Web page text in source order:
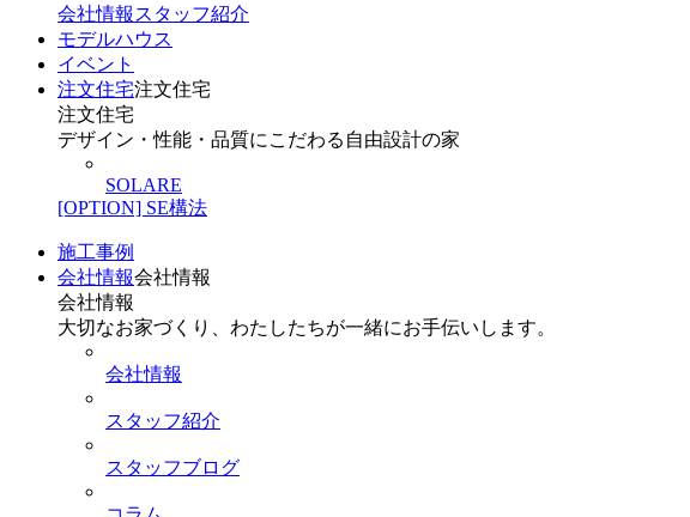
会社情報 スタッフ紹介
モデルハウス
イベント
注文住宅注文住宅
注文住宅
デザイン・性能・品質にこだわる自由設計の家
SOLARE
[OPTION] SE構法
施工事例
会社情報会社情報
会社情報
大切なお家づくり、わたしたちが一緒にお手伝いします。
会社情報
スタッフ紹介
スタッフブログ